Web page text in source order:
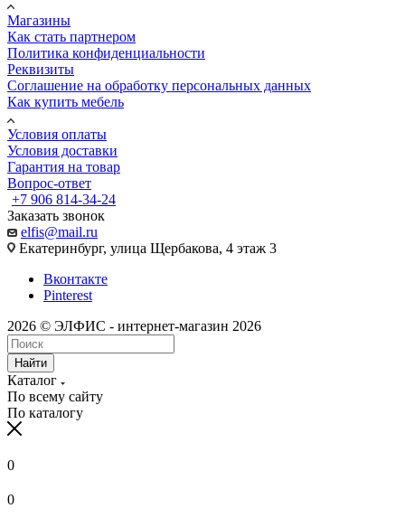
Магазины
Как стать партнером
Политика конфиденциальности
Реквизиты
Соглашение на обработку персональных данных
Как купить мебель
Условия оплаты
Условия доставки
Гарантия на товар
Вопрос-ответ
+7 906 814-34-24
Заказать звонок
elfis@mail.ru
Екатеринбург, улица Щербакова, 4 этаж 3
Вконтакте
Pinterest
2026 © ЭЛФИС - интернет-магазин 2026
Найти
Каталог
По всему сайту
По каталогу
0
0